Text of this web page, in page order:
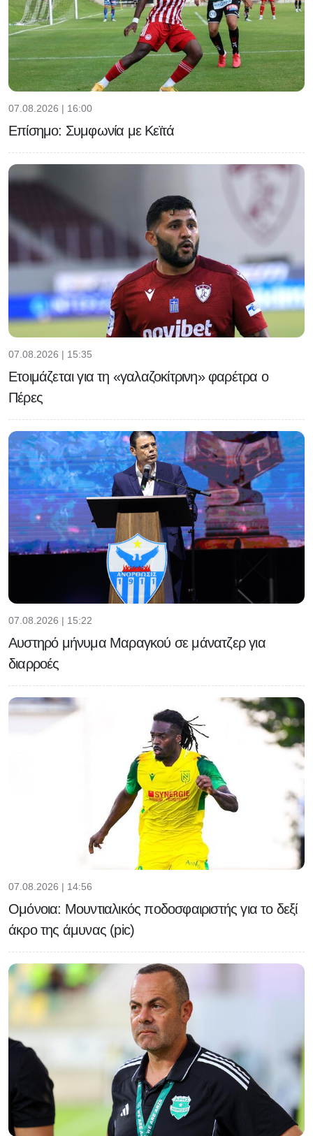
07.08.2026 | 16:00
Επίσημο: Συμφωνία με Κεϊτά
07.08.2026 | 15:35
Ετοιμάζεται για τη «γαλαζοκίτρινη» φαρέτρα ο
Πέρες
07.08.2026 | 15:22
Αυστηρό μήνυμα Μαραγκού σε μάνατζερ για
διαρροές
07.08.2026 | 14:56
Ομόνοια: Μουντιαλικός ποδοσφαιριστής για το δεξί
άκρο της άμυνας (pic)